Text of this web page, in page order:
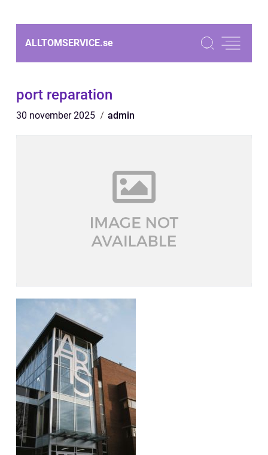
ALLTOMSERVICE.se
port reparation
30 november 2025 admin